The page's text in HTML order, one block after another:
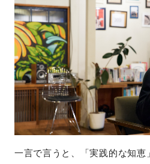
一言で言うと、「実践的な知恵